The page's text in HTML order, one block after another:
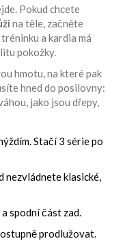
Pokud chcete
na těle, začněte
a kardia má
pokožky.
hmotu, na které pak
hned do posilovny:
jako jsou dřepy,
Stačí 3 série po
nezvládnete klasické,
spodní část zad.
prodlužovat.